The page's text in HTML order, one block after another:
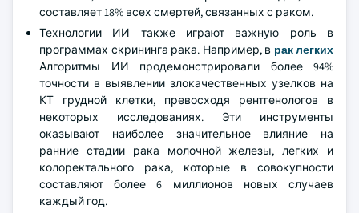
составляет 18% всех смертей, связанных с раком.
Технологии ИИ также играют важную роль в
программах скрининга рака. Например, в рак легких
Алгоритмы ИИ продемонстрировали более 94%
точности в выявлении злокачественных узелков на
КТ грудной клетки, превосходя рентгенологов в
некоторых исследованиях. Эти инструменты
оказывают наиболее значительное влияние на
ранние стадии рака молочной железы, легких и
колоректального рака, которые в совокупности
составляют более 6 миллионов новых случаев
каждый год.